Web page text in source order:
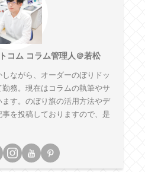
コム コラム管理人＠若松
ながら、オーダーのぼりドッ
勤務。現在はコラムの執筆やサ
す。のぼり旗の活用方法やデ
を投稿しておりますので、是